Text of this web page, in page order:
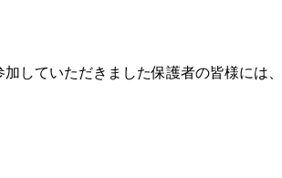
していただきました保護者の皆様には、